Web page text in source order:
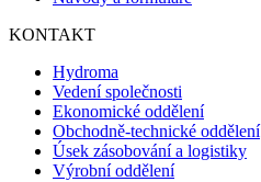
KONTAKT
Hydroma
Vedení společnosti
Ekonomické oddělení
Obchodně-technické oddělení
Úsek zásobování a logistiky
Výrobní oddělení